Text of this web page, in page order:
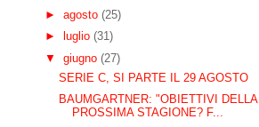
► agosto (25)
►
luglio (31)
▼ giugno (27)
SERIE C, SI PARTE IL 29 AGOSTO
BAUMGARTNER: "OBIETTIVI DELLA
PROSSIMA STAGIONE? F...